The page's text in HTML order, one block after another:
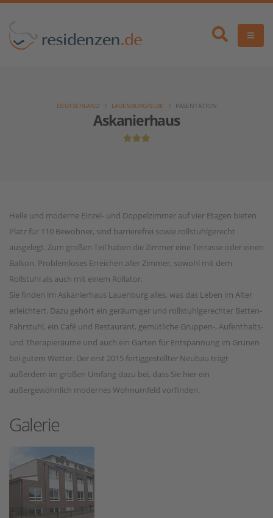
Askanierhaus
DEUTSCHLAND LAUENBURG/ELBE PÄSENTATION
Helle und moderne Einzel- und Doppelzimmer auf vier Etagen bieten
Platz für 110 Bewohner, sind barrierefrei sowie rollstuhlgerecht
ausgelegt. Zum großen Teil haben die Zimmer eine Terrasse oder einen
Balkon. Problemloses Erreichen aller Zimmer, sowohl mit dem
Rollstuhl als auch mit einem Rollator.
Sie finden im Askanierhaus Lauenburg alles, was das Leben im Alter
erleichtert. Dazu gehört ein geräumiger und rollstuhlgerechter Betten-
Fahrstuhl, ein Café und Restaurant, gemütliche Gruppen-, Aufenthalts-
und Therapieräume und auch ein Garten für Entspannung im Grünen
bei gutem Wetter. Der erst 2015 fertiggestellter Neubau trägt
außerdem im großen Umfang dazu bei, dass Sie hier ein
außergewöhnlich modernes Wohnumfeld vorfinden.
Galerie